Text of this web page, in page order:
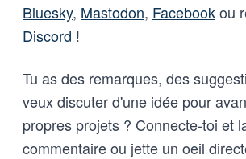
Bluesky, Mastodon, Facebookou
Discord !
Tu as des remarques, des
veux discuter d'une idée pour
propres projets ? Connecte-toi et
commentaire ou jette un oeil